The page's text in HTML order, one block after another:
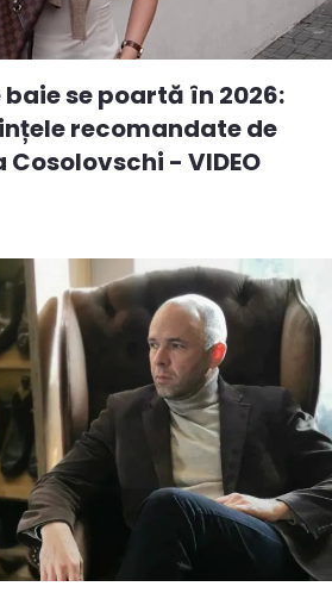
se poartă în 2026:
recomandate de
- VIDEO